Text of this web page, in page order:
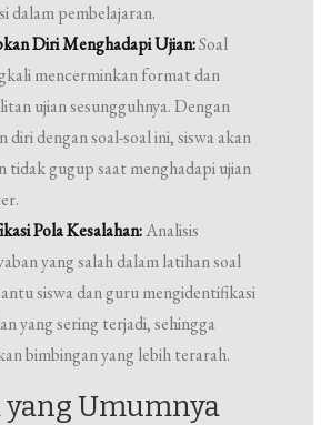
dalam pembelajaran.
Diri Menghadapi Ujian:Soal
mencerminkan format dan
ujian sesungguhnya. Dengan
diri dengan soal-soal ini, siswa akan
tidak gugup saat menghadapi ujian
Pola Kesalahan:Analisis
yang salah dalam latihan soal
siswa dan guru mengidentifikasi
yang sering terjadi, sehingga
bimbingan yang lebih terarah.
yang Umumnya